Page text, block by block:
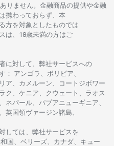
りません。 金融商品の提供や金融
携わっておらず、 本
方を対象としたものでは
は、18歳未満の方は ご
に対して、 弊社サービスへの
： アンゴラ、ボリビア、
ア、カメルーン、コートジボワー
ク、ケニア、クウェート、 ラオス
ネパール、パプアニューギニア、
英国領ヴァージン諸島、
しては、 弊社サービスを
国、ベリーズ、カナダ、キュー